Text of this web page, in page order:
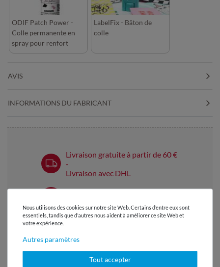
ODIF Patch Power -
Colle permanente en
spray pour renfort
écussons
LabelFix - Bâton de
colle
AVIS
INFORMATIONS DU FABRICANT
Livraison gratuite à partir de 60 €
-
Livraison avec DHL
Service client réactif
Plus de 98% d'avis positifs
Patrons gratuits chaque mois
- dans le Snaply Magazine
Nous utilisons des cookies sur notre site Web. Certains d’entre eux sont
essentiels, tandis que d’autres nous aident à améliorer ce site Web et
votre expérience.
Autres paramètres
Tout accepter